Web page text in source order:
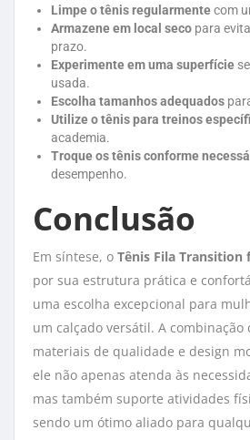
Limpe o tênis regularmentecom
Armazene em local seco para
prazo.
Experimente em uma superfície
usada.
Escolha tamanhos adequados
Utilize o tênis para treinos
academia.
Troque os tênis conforme
desempenho.
Conclusão
Em síntese, o Tênis Fila Transition
por sua estrutura prática e
uma escolha excepcional para
um calçado versátil. A combinação
materiais de qualidade e design
ele não apenas atenda às
mas também suporte atividades
sendo um ótimo aliado para